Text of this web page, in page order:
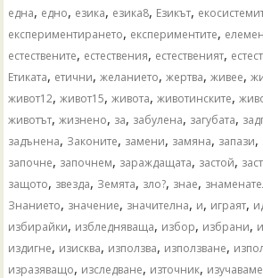
една, едно, езика, езика8, Езикът,
експериментирането, експериментите,
естествените, естествения, естественият,
Етиката, етични,желанието,жертва,живее,
живот12,живот15,живота,животинските,
животът,жизнено, за, забулена, загубата,
задънена, Законите, замени, замяна, запази,
започне, започнем, зараждащата, застой,
защото, звезда, Земята, зло?, знае,
Знанието, значение, значителна, и, играят,
избирайки, избледняваща, избор, избрани,
издигне, изисква, използва, използване,
изразяващо, изследване, източник, изучаваме